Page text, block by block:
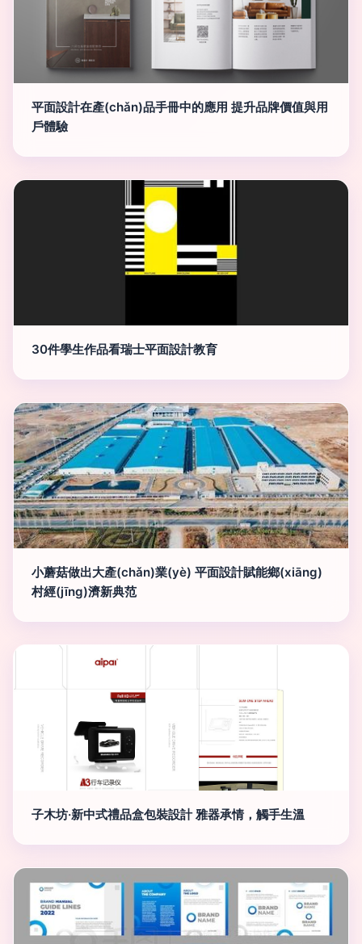
平面設計在產(chǎn)品手冊中的應用 提升品牌價值與用
戶體驗
30件學生作品看瑞士平面設計教育
小蘑菇做出大產(chǎn)業(yè) 平面設計賦能鄉(xiāng)
村經(jīng)濟新典范
子木坊·新中式禮品盒包裝設計 雅器承情，觸手生溫